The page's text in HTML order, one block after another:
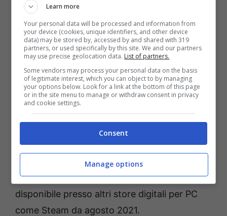
“Con TROY abbiamo creato un’esperienza
Total War davvero unica”,ha detto la
direttrice del gioco Maya Georgieva.“Siamo
davvero fieri di ciò che il nostro team del
Creative Assembly Sofia ha realizzato nel
ricreare questo periodo iconico, e siamo
convinti che sia un grande passo avanti per
A Total War Saga: TROYesce in esclusiva su
Epic Games Store oggi alle 15:00 CET, e sarà
disponibile presso altri store digitali per PC
come Steam da agosto 2021.
Learn more
Your personal data will be processed and information from
your device (cookies, unique identifiers, and other device
data) may be stored by, accessed by and shared with 319
partners, or used specifically by this site. We and our partners
may use precise geolocation data. List of partners.
Some vendors may process your personal data on the basis
of legitimate interest, which you can object to by managing
your options below. Look for a link at the bottom of this page
or in the site menu to manage or withdraw consent in privacy
and cookie settings.
Consent
Manage options